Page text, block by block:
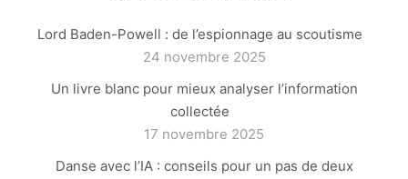
Lord Baden-Powell : de l’espionnage au scoutisme
24 novembre 2025
Un livre blanc pour mieux analyser l’information
collectée
17 novembre 2025
Danse avec l’IA : conseils pour un pas de deux